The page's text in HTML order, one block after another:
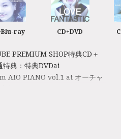
ray CD+DVD
PREMIUM SHOP特典CD＋
典：特典DVDai
AIO PIANO vol.1 at オーチャ
像■LOVE9CUBEオフィシャル
＋DVD / CD共通特典：LPサ